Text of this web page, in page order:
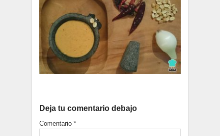
Deja tu comentario debajo
Comentario *